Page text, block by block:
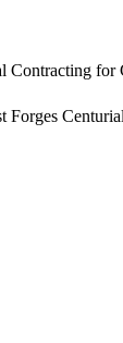
Contracting for
Forges